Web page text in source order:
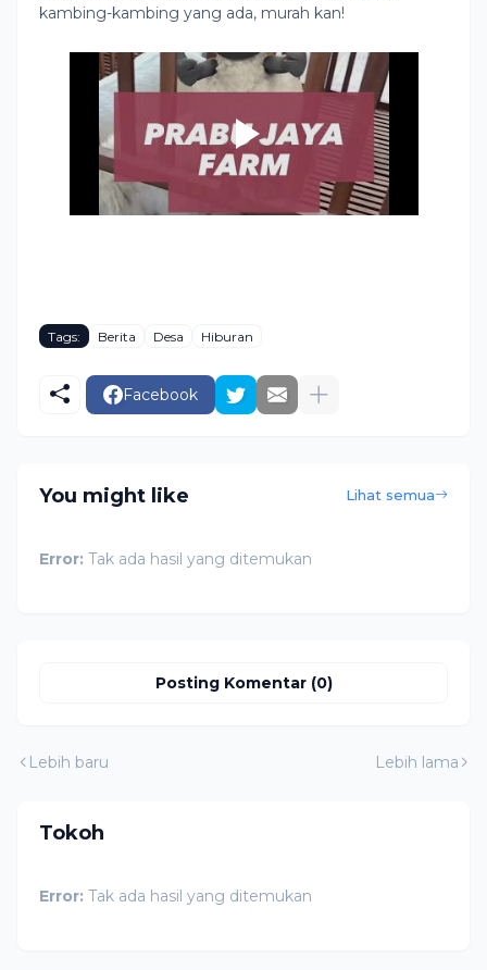
kambing-kambing yang ada, murah kan!
Tags: Berita Desa Hiburan
Facebook
You might like Lihat semua
Error: Tak ada hasil yang ditemukan
Posting Komentar (0)
Lebih baru Lebih lama
Tokoh
Error: Tak ada hasil yang ditemukan